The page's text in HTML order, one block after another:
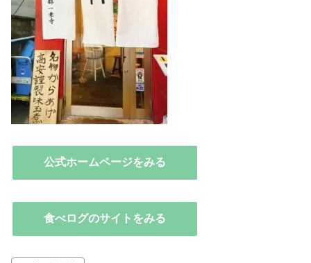
公式ホームページをみる
食べログのサイトをみる